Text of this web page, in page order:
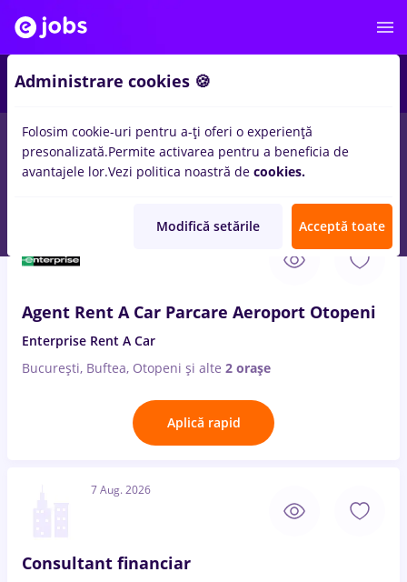
Salarii Remote (de acasă) București Cluj-
Agent Rent A Car Parcare Aeroport Otopeni
Enterprise Rent A Car
București, Buftea, Otopeni și alte 2 orașe
Aplică rapid
7 Aug. 2026
Consultant financiar
Administrare cookies 🍪
Folosim cookie-uri pentru a-ți oferi o experiență
presonalizată.Permite activarea pentru a beneficia de
avantajele lor.Vezi politica noastră de cookies.
Modifică setările Acceptă toate